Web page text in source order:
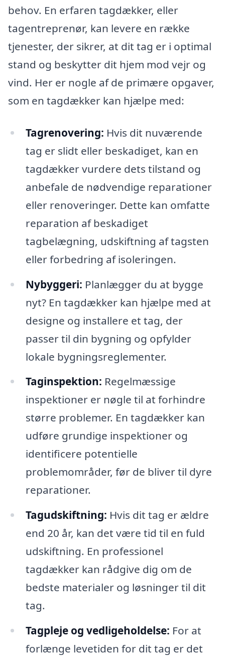
behov. En erfaren tagdækker, eller
tagentreprenør, kan levere en række
tjenester, der sikrer, at dit tag er i optimal
stand og beskytter dit hjem mod vejr og
vind. Her er nogle af de primære opgaver,
som en tagdækker kan hjælpe med:
Tagrenovering: Hvis dit nuværende
tag er slidt eller beskadiget, kan en
tagdækker vurdere dets tilstand og
anbefale de nødvendige reparationer
eller renoveringer. Dette kan omfatte
reparation af beskadiget
tagbelægning, udskiftning af tagsten
eller forbedring af isoleringen.
Nybyggeri: Planlægger du at bygge
nyt? En tagdækker kan hjælpe med at
designe og installere et tag, der
passer til din bygning og opfylder
lokale bygningsreglementer.
Taginspektion: Regelmæssige
inspektioner er nøgle til at forhindre
større problemer. En tagdækker kan
udføre grundige inspektioner og
identificere potentielle
problemområder, før de bliver til dyre
reparationer.
Tagudskiftning: Hvis dit tag er ældre
end 20 år, kan det være tid til en fuld
udskiftning. En professionel
tagdækker kan rådgive dig om de
bedste materialer og løsninger til dit
tag.
Tagpleje og vedligeholdelse: For at
forlænge levetiden for dit tag er det